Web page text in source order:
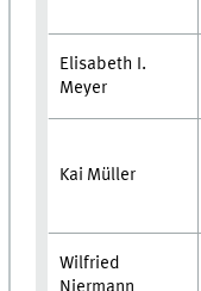
Elisabeth I.
Meyer
Kai Müller
Wilfried